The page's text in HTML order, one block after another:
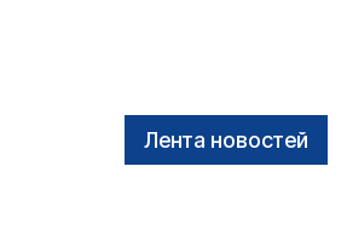
Лента новостей